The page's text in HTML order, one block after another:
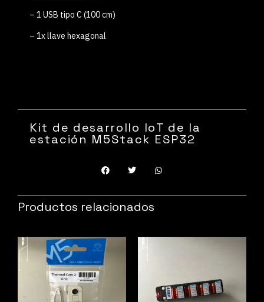
– 1 USB tipo C (100 cm)
– 1x llave hexagonal
Kit de desarrollo IoT de la
estación M5Stack ESP32
Productos relacionados